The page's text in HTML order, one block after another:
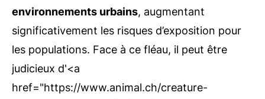
environnements urbains, augmentant
significativement les risques d’exposition pour
les populations. Face à ce fléau, il peut être
judicieux d'<a
href="https://www.animal.ch/creature-